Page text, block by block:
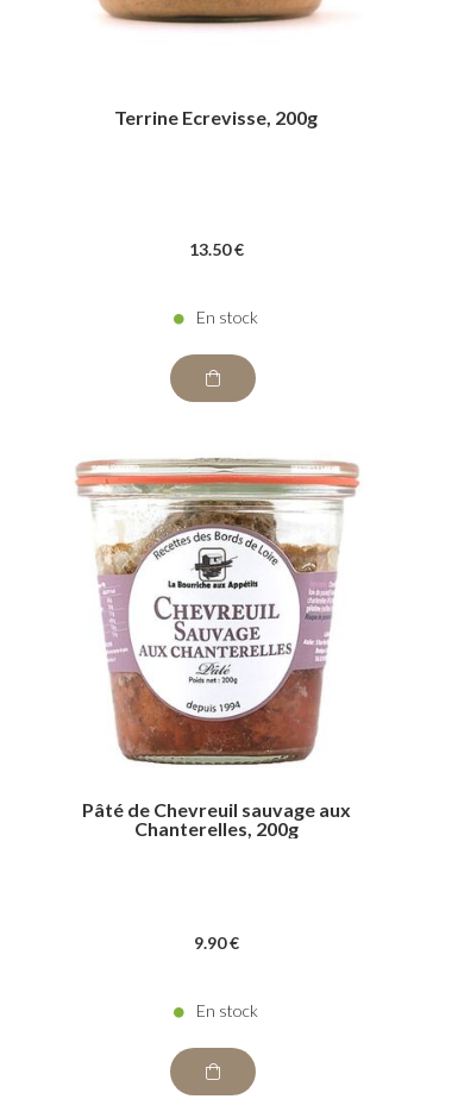
Terrine Ecrevisse, 200g
13.50€
En stock
Pâté de Chevreuil sauvage aux
Chanterelles, 200g
9.90€
En stock